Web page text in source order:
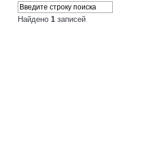
Найдено 1 записей